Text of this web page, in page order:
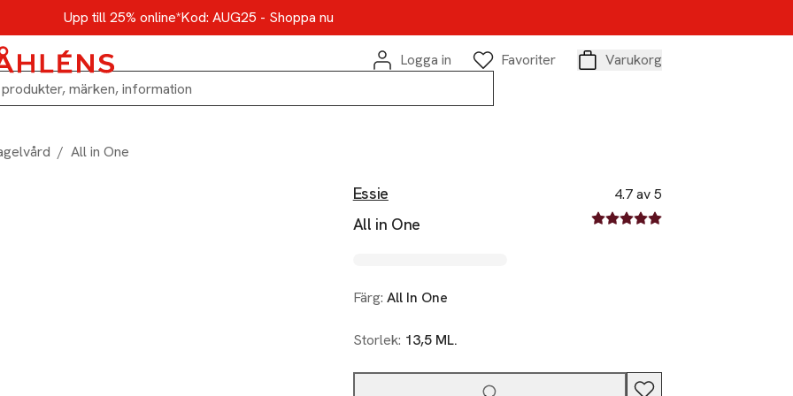
Upp till 25% online*Kod: AUG25 - Shoppa nu
Logga in
Favoriter
Varukorg
/ All in One
Essie
All in One
4.7 av 5
4.7 av fem stjärnor
Färg: All In One
Storlek: 13,5 ML.